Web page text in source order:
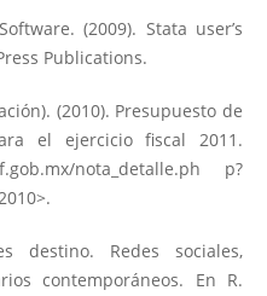
(2009). Stata user’s
Publications.
(2010). Presupuesto de
el ejercicio fiscal 2011.
nota_detalle.ph p?
destino. Redes sociales,
contemporáneos. En R.